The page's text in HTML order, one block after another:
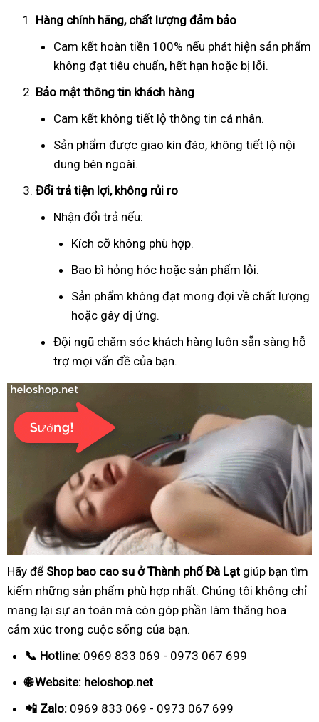
Hàng chính hãng, chất lượng đảm bảo
Cam kết hoàn tiền 100% nếu phát hiện sản phẩm
không đạt tiêu chuẩn, hết hạn hoặc bị lỗi.
Bảo mật thông tin khách hàng
Cam kết không tiết lộ thông tin cá nhân.
Sản phẩm được giao kín đáo, không tiết lộ nội
dung bên ngoài.
Đổi trả tiện lợi, không rủi ro
Nhận đổi trả nếu:
Kích cỡ không phù hợp.
Bao bì hỏng hóc hoặc sản phẩm lỗi.
Sản phẩm không đạt mong đợi về chất lượng
hoặc gây dị ứng.
Đội ngũ chăm sóc khách hàng luôn sẵn sàng hỗ
trợ mọi vấn đề của bạn.
Hãy để Shop bao cao su ở Thành phố Đà Lạt giúp bạn tìm
kiếm những sản phẩm phù hợp nhất. Chúng tôi không chỉ
mang lại sự an toàn mà còn góp phần làm thăng hoa
cảm xúc trong cuộc sống của bạn.
📞 Hotline: 0969 833 069 - 0973 067 699
🌐 Website: heloshop.net
📲 Zalo: 0969 833 069 - 0973 067 699